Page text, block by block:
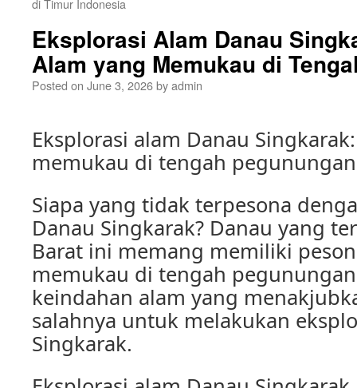
di Timur Indonesia
Eksplorasi Alam Danau
Alam yang Memukau di
Posted on June 3, 2026byadmin
Eksplorasi alam Danau
memukau di tengah pegunungan
Siapa yang tidak terpesona
Danau Singkarak? Danau yang
Barat ini memang memiliki
memukau di tengah
keindahan alam yang
salahnya untuk melakukan
Singkarak.